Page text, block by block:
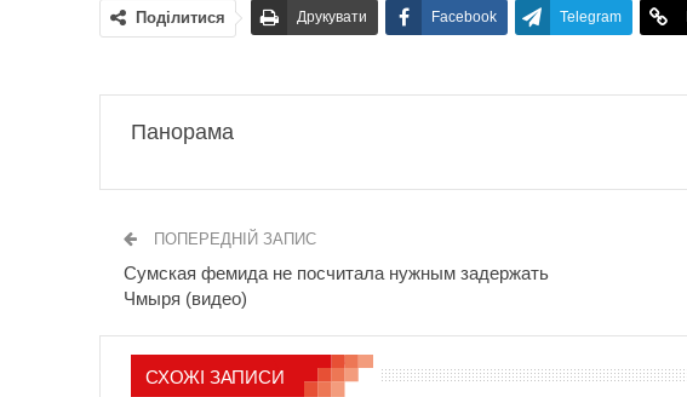
Поділитися Друкувати Facebook Telegram
Панорама
ПОПЕРЕДНІЙ ЗАПИС
Сумская фемида не посчитала нужным задержать
Чмыря (видео)
СХОЖІ ЗАПИСИ